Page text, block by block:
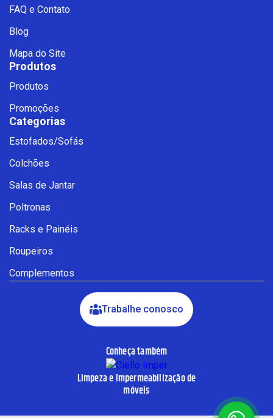
INICIAR CONVERSA
Ao informar meus dados, eu concordo com a política de
FAQ e Contato
Blog
Mapa do Site
Produtos
Produtos
Promoções
Categorias
Estofados/Sofás
Colchões
Salas de Jantar
Poltronas
Racks e Painéis
Roupeiros
Complementos
Trabalhe conosco
Conheça também
Limpeza e Impermeabilização de
móveis